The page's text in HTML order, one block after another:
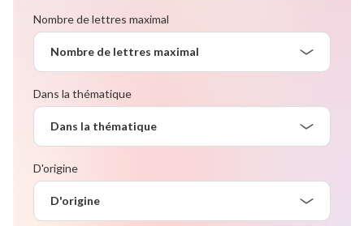
Nombre de lettres maximal
Nombre de lettres maximal
Dans la thématique
Dans la thématique
D'origine
D'origine